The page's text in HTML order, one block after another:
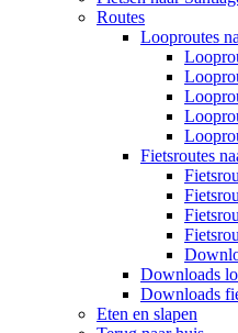
Routes
Looproutes
Fietsroutes
Downloads
Downloads
Eten en slapen